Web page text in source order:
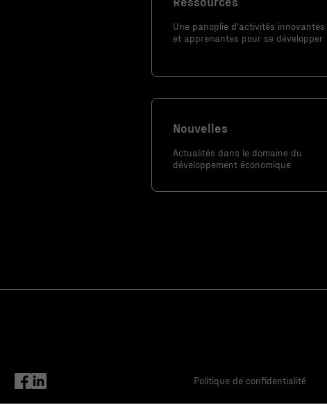
Une panoplie d'activités innovantes
et apprenantes pour se développer
Nouvelles
Actualités dans le domaine du
développement économique
Politique de confidentialité
et votre
comportement
visitez notre
site, vous
chances de
contenu et